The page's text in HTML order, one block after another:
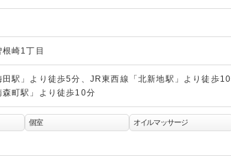
崎1丁目
駅」より徒歩5分、JR東西線「北新地駅」より徒歩10
町駅」より徒歩10分
個室 オイルマッサージ